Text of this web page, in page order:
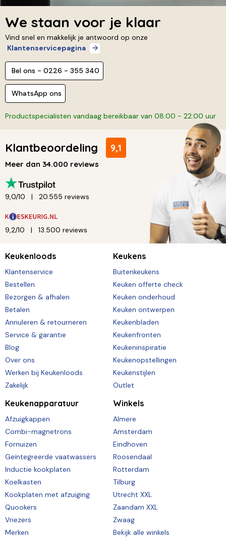
We staan voor je klaar
Vind snel en makkelijk je antwoord op onze
Klantenservicepagina
Bel ons - 0226 - 355 340
WhatsApp ons
Productspecialisten vandaag bereikbaar van 08:00 - 22:00 uur
Klantbeoordeling 9,1
Meer dan 34.000 reviews
9,0/10 20.555 reviews
9,2/10 13.500 reviews
Keukenloods
Klantenservice
Bestellen
Bezorgen & afhalen
Betalen
Annuleren & retourneren
Service & garantie
Blog
Over ons
Werken bij Keukenloods
Zakelijk
Keukens
Buitenkeukens
Keuken offerte check
Keuken onderhoud
Keuken ontwerpen
Keukenbladen
Keukenfronten
Keukeninspiratie
Keukenopstellingen
Keukenstijlen
Outlet
Keukenapparatuur
Afzuigkappen
Combi-magnetrons
Fornuizen
Geïntegreerde vaatwassers
Inductie kookplaten
Koelkasten
Kookplaten met afzuiging
Quookers
Vriezers
Merken
Winkels
Almere
Amsterdam
Eindhoven
Roosendaal
Rotterdam
Tilburg
Utrecht XXL
Zaandam XXL
Zwaag
Bekijk alle winkels